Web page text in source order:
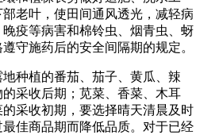
老叶，使田间通风透光，减轻病
疫等病害和棉铃虫、烟青虫、蚜
守施药后的安全间隔期的规定。
植的番茄、茄子、黄瓜、辣
采收后期；苋菜、香菜、木耳
采收初期，要选择晴天清晨及时
佳商品期而降低品质。对于已经